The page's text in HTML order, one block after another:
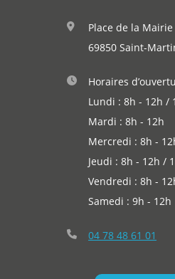
Place de la Mairie
69850 Saint-
Horaires
Lundi : 8h - 12h /
Mardi : 8h - 12h
Mercredi : 8h -
Jeudi : 8h - 12h /
Vendredi : 8h -
Samedi : 9h - 12h
04 78 48 61 01